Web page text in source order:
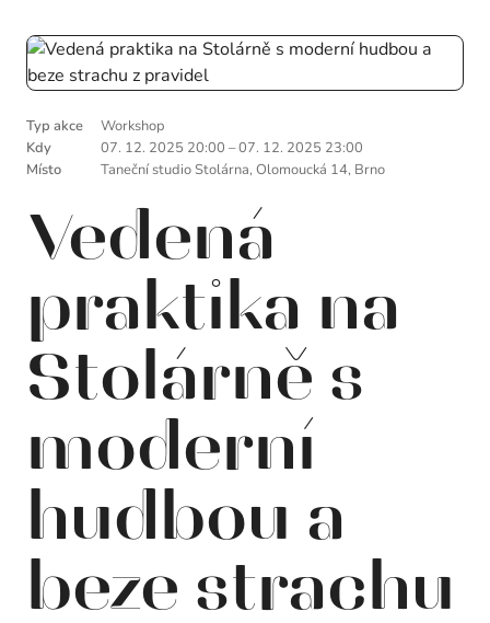
Typ akce
Workshop
Kdy
07. 12. 2025 20:00 –07. 12. 2025 23:00
Místo
Taneční studio Stolárna, Olomoucká 14, Brno
Vedená
praktika na
Stolárně s
moderní
hudbou a
beze strachu